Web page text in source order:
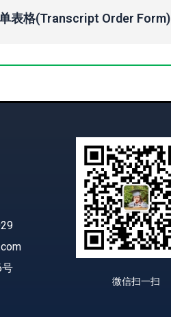
表格(Transcript Order Form)
微信扫一扫